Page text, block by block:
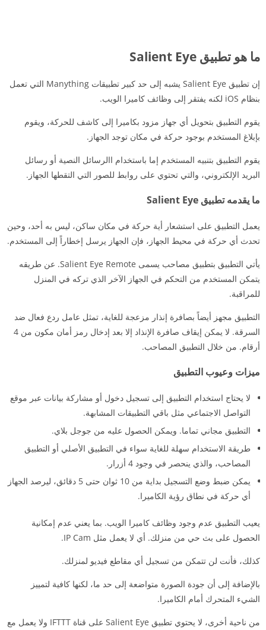
ما هو تطبيق Salient Eye
إن تطبيق Salient Eye يشبه إلى حد كبير تطبيقات Manything التي تعمل
بنظام iOS لكنه يفتقر إلى وظائف كاميرا الويب.
يقوم التطبيق بتحويل أي جهاز مزود بكاميرا إلى كاشف للحركة، ويقوم
بإبلاغ المستخدم بوجود حركة في مكان توجد الجهاز.
يقوم التطبيق بتنبيه المستخدم إما باستخدام االرسائل النصية أو رسائل
البريد الإلكتروني، والتي تحتوي على روابط للصور التي التقطها الجهاز.
ما يقدمه تطبيق Salient Eye
يعمل التطبيق على استشعار أية حركة في مكان ساكن، ليس به أحد، وحين
تحدث أي حركة في محيط الجهاز، فإن الجهاز يرسل إخطاراً إلى المستخدم.
يأتي التطبيق بتطبيق مصاحب يسمى Salient Eye Remote. عن طريقه
يتمكن المستخدم من التحكم في الجهاز الآخر الذي تركه في المنزل
للمراقبة.
التطبيق مجهز أيضاً بصافرة إنذار مزعجة للغاية، تمثل عامل ردع فعال ضد
السرقة. لا يمكن إيقاف صافرة الإنذاد إلا بعد إدخال رمز أمان مكون من 4
أرقام. من خلال التطبيق المصاحب.
ميزات وعيوب التطبيق
لا يحتاج استخدام التطبيق إلى تسجيل دخول أو مشاركة بيانات عبر موقع
التواصل الاجتماعي مثل باقي التطبيقات المشابهة.
التطبيق مجاني تماما. ويمكن الحصول عليه من جوجل بلاي.
طريقة الاستخدام سهلة للغاية سواء في التطبيق الأصلي أو التطبيق
المصاحب، والذي ينحصر في وجود 4 أزرار.
يمكن ضبط وضع التسجيل بداية من 10 ثوان حتى 5 دقائق، ليرصد الجهاز
أي حركة في نطاق رؤية الكاميرا.
يعيب التطبيق عدم وجود وظائف كاميرا الويب. بما يعني عدم إمكانية
الحصول على بث حي من منزلك. أي لا يعمل مثل IP Cam.
كذلك، فأنت لن تتمكن من تسجيل أي مقاطع فيديو لمنزلك.
بالإضافة إلى أن جودة الصورة متواضعة إلى حد ما، لكنها كافية لتمييز
الشيء المتحرك أمام الكاميرا.
من ناحية أخرى، لا يحتوي تطبيق Salient Eye على قناة IFTTT ولا يعمل مع